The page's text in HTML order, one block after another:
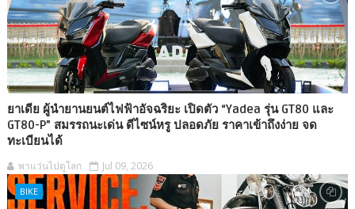
ยาเดีย ผู้นำยานยนต์ไฟฟ้าอัจฉริยะ เปิดตัว “Yadea รุ่น GT80 และ
GT80-P” สมรรถนะเด่น ดีไซน์หรู ปลอดภัย ราคาเข้าถึงง่าย จด
ทะเบียนได้
พาแว่นไปดูโลก Jul 09, 2026
BIKE